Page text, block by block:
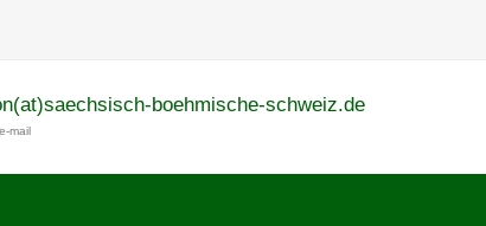
boehmische-schweiz.de
mail